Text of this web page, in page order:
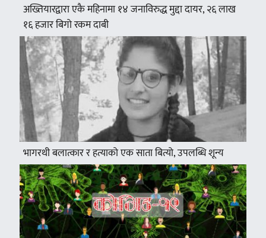
अख्तियारद्वारा एकै महिनामा १४ जनाविरुद्ध मुद्दा दायर, २६ लाख
१६ हजार बिगो रकम दाबी
भागरथी बलात्कार र हत्याको एक साता बित्यो, उपलब्धि शून्य